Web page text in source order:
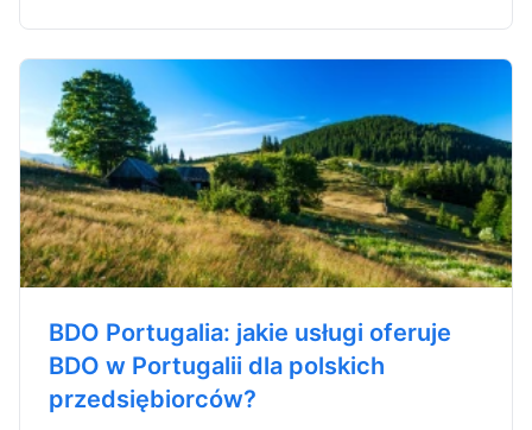
BDO Portugalia: jakie usługi oferuje
BDO w Portugalii dla polskich
przedsiębiorców?